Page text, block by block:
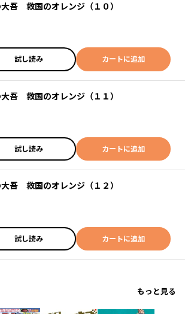
吾 救国のオレンジ（１０）
試し読み カートに追加
吾 救国のオレンジ（１１）
試し読み カートに追加
吾 救国のオレンジ（１２）
試し読み カートに追加
もっと見る